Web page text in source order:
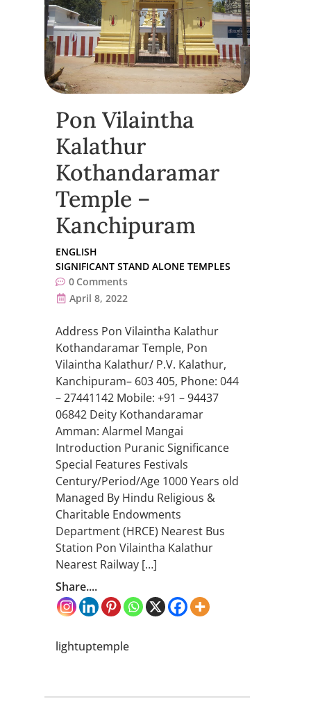
Pon Vilaintha
Kalathur
Kothandaramar
Temple –
Kanchipuram
ENGLISH
SIGNIFICANT STAND ALONE TEMPLES
0 Comments
April 8, 2022
Address Pon Vilaintha Kalathur
Kothandaramar Temple, Pon
Vilaintha Kalathur/ P.V. Kalathur,
Kanchipuram– 603 405, Phone: 044
– 27441142 Mobile: +91 – 94437
06842 Deity Kothandaramar
Amman: Alarmel Mangai
Introduction Puranic Significance
Special Features Festivals
Century/Period/Age 1000 Years old
Managed By Hindu Religious &
Charitable Endowments
Department (HRCE) Nearest Bus
Station Pon Vilaintha Kalathur
Nearest Railway […]
Share....
lightuptemple